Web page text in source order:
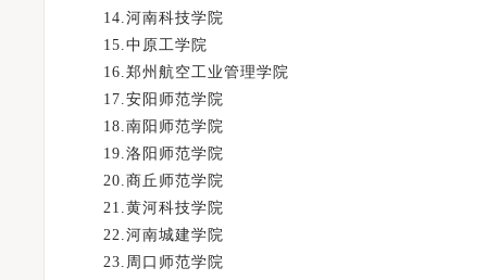
14.河南科技学院
15.中原工学院
16.郑州航空工业管理学院
17.安阳师范学院
18.南阳师范学院
19.洛阳师范学院
20.商丘师范学院
21.黄河科技学院
22.河南城建学院
23.周口师范学院